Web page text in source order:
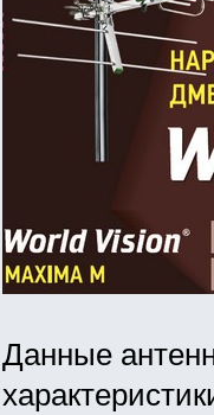
Данные